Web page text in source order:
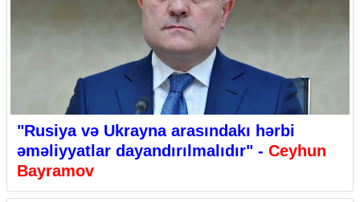
"Rusiya və Ukrayna arasındakı hərbi
əməliyyatlar dayandırılmalıdır" - Ceyhun
Bayramov